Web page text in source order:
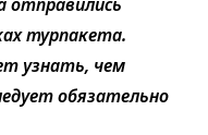
турпакета.
узнать, чем
обязательно